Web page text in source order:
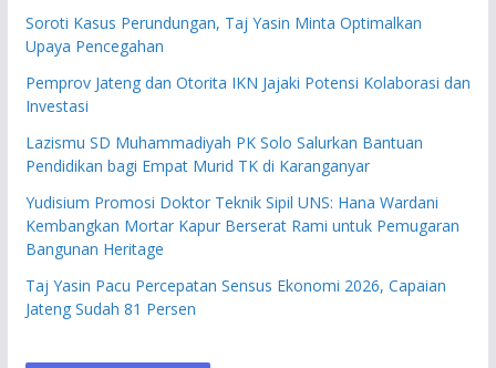
Soroti Kasus Perundungan, Taj Yasin Minta Optimalkan
Upaya Pencegahan
Pemprov Jateng dan Otorita IKN Jajaki Potensi Kolaborasi dan
Investasi
Lazismu SD Muhammadiyah PK Solo Salurkan Bantuan
Pendidikan bagi Empat Murid TK di Karanganyar
Yudisium Promosi Doktor Teknik Sipil UNS: Hana Wardani
Kembangkan Mortar Kapur Berserat Rami untuk Pemugaran
Bangunan Heritage
Taj Yasin Pacu Percepatan Sensus Ekonomi 2026, Capaian
Jateng Sudah 81 Persen